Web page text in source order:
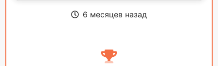
6 месяцев назад